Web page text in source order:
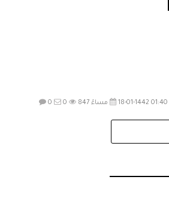
18-01-1442 01:40 مساءً 0 0 847